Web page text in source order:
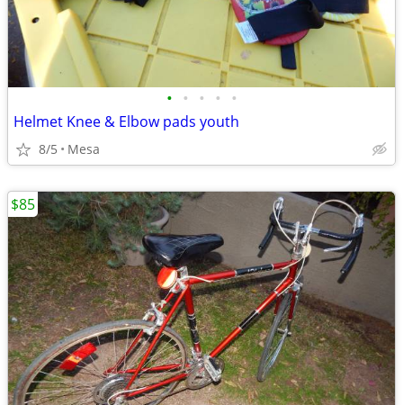
• • • • •
Helmet Knee & Elbow pads youth
8/5 Mesa
$85